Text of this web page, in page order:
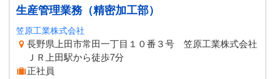
生産管理業務（精密加工部）
笠原工業株式会社
長野県上田市常田一丁目１０番３号 笠原工業株式会社
ＪＲ上田駅から徒歩7分
正社員